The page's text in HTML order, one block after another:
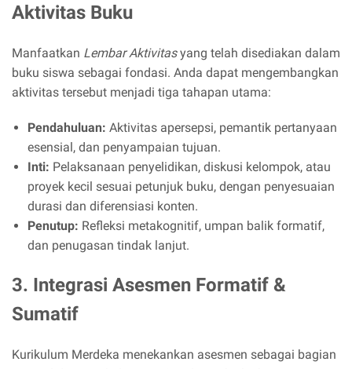
Aktivitas Buku
Manfaatkan Lembar Aktivitasyang telah disediakan dalam
buku siswa sebagai fondasi. Anda dapat mengembangkan
aktivitas tersebut menjadi tiga tahapan utama:
Pendahuluan: Aktivitas apersepsi, pemantik pertanyaan
esensial, dan penyampaian tujuan.
Inti: Pelaksanaan penyelidikan, diskusi kelompok, atau
proyek kecil sesuai petunjuk buku, dengan penyesuaian
durasi dan diferensiasi konten.
Penutup: Refleksi metakognitif, umpan balik formatif,
dan penugasan tindak lanjut.
3. Integrasi Asesmen Formatif &
Sumatif
Kurikulum Merdeka menekankan asesmen sebagai bagian